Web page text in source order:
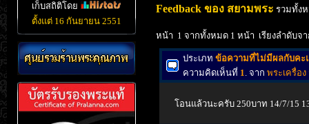
เก็บสถิติโดย
ตั้งแต่ 16 กันยายน 2551
Feedback ของ สยามพระ รวมทั้ง
หน้า 1 จากทั้งหมด 1 หน้า เรียงลำดับจา
ประเภท ข้อความที่ไม่มีผลกับคะ
ความคิดเห็นที่ 1. จาก พระเครื่อ
โอนแล้วนะครับ 250บาท 14/7/15